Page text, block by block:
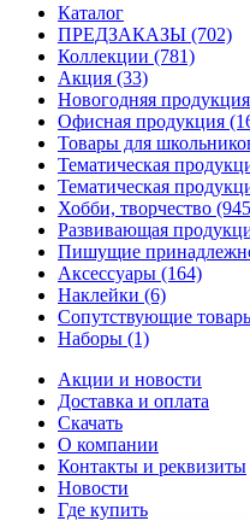
Каталог
ПРЕДЗАКАЗЫ (702)
Коллекции (781)
Акция (33)
Новогодняя продукция
Офисная продукция
Товары для
Тематическая
Тематическая
Хобби, творчество
Развивающая
Пишущие
Аксессуары (164)
Наклейки (6)
Сопутствующие
Наборы (1)
Акции и новости
Доставка и оплата
Скачать
О компании
Контакты и реквизиты
Новости
Где купить